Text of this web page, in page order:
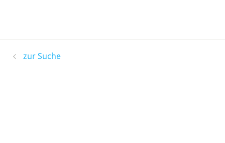
zur Suche